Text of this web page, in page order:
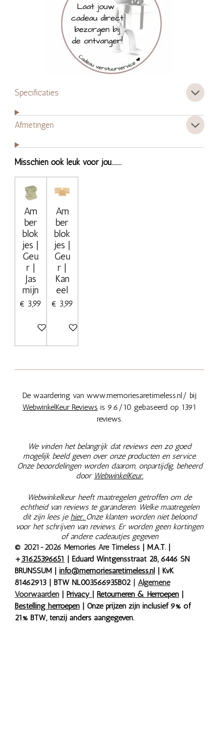
Specificaties
Afmetingen
Misschien ook leuk voor jou.......
Am
ber
blok
jes |
Geu
r |
Jas
mijn
€ 3,99
Bekijk details
Am
ber
blok
jes |
Geu
r |
Kan
eel
€ 3,99
Bekijk details
De waardering van www.memoriesaretimeless.nl/ bij
WebwinkelKeur Reviews is 9.6/10 gebaseerd op 1391
reviews.
We vinden het belangrijk dat reviews een zo goed
mogelijk beeld geven over onze producten en service.
Onze beoordelingen worden daarom, onpartijdig, beheerd
door WebwinkelKeur.
Webwinkelkeur heeft maatregelen getroffen om de
echtheid van reviews te garanderen. Welke maatregelen
dit zijn lees je hier. Onze klanten worden niet beloond
voor het schrijven van reviews. Er worden geen kortingen
of andere cadeautjes gegeven
© 2021-2026 Memories Are Timeless | M.A.T. |
+31625396651 | Eduard Wintgensstraat 28, 6446 SN
BRUNSSUM | info@memoriesaretimeless.nl | KvK
81462913 | BTW NL003566935B02 | Algemene
Voorwaarden | Privacy | Retourneren & Herroepen |
Bestelling herroepen | Onze prijzen zijn inclusief 9% of
21% BTW, tenzij anders aangegeven.